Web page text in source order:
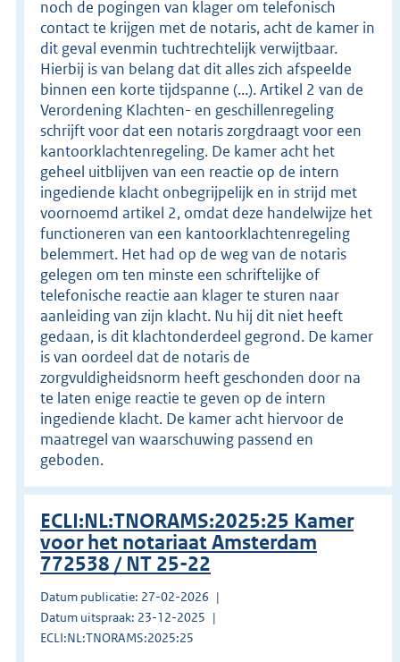
noch de pogingen van klager om telefonisch
contact te krijgen met de notaris, acht de kamer in
dit geval evenmin tuchtrechtelijk verwijtbaar.
Hierbij is van belang dat dit alles zich afspeelde
binnen een korte tijdspanne (...). Artikel 2 van de
Verordening Klachten- en geschillenregeling
schrijft voor dat een notaris zorgdraagt voor een
kantoorklachtenregeling. De kamer acht het
geheel uitblijven van een reactie op de intern
ingediende klacht onbegrijpelijk en in strijd met
voornoemd artikel 2, omdat deze handelwijze het
functioneren van een kantoorklachtenregeling
belemmert. Het had op de weg van de notaris
gelegen om ten minste een schriftelijke of
telefonische reactie aan klager te sturen naar
aanleiding van zijn klacht. Nu hij dit niet heeft
gedaan, is dit klachtonderdeel gegrond. De kamer
is van oordeel dat de notaris de
zorgvuldigheidsnorm heeft geschonden door na
te laten enige reactie te geven op de intern
ingediende klacht. De kamer acht hiervoor de
maatregel van waarschuwing passend en
geboden.
ECLI:NL:TNORAMS:2025:25 Kamer
voor het notariaat Amsterdam
772538 / NT 25-22
Datum publicatie: 27-02-2026
Datum uitspraak: 23-12-2025
ECLI:NL:TNORAMS:2025:25